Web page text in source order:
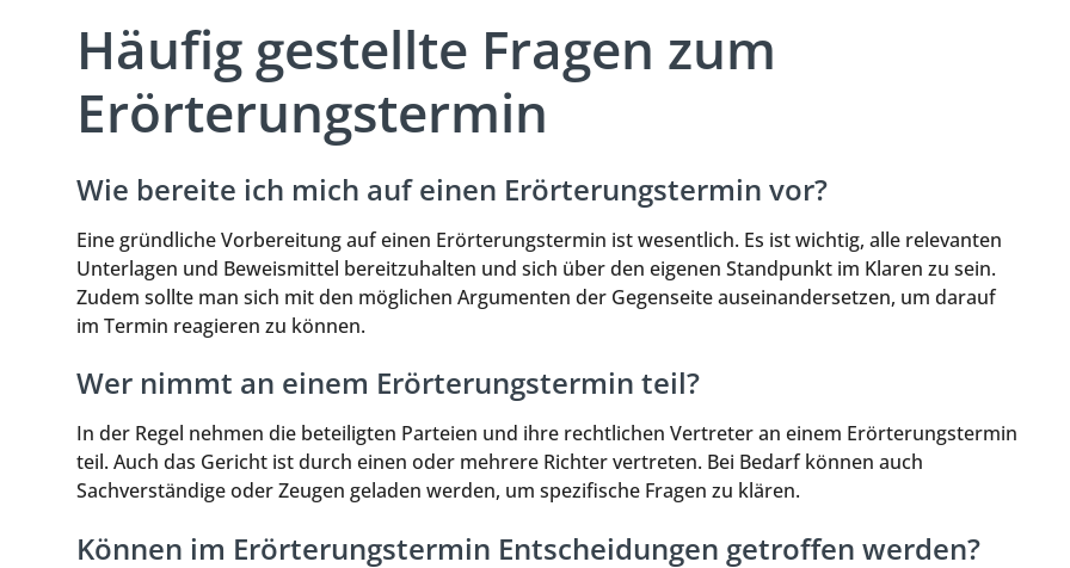
Häufig gestellte Fragen zum
Erörterungstermin
Wie bereite ich mich auf einen Erörterungstermin vor?
Eine gründliche Vorbereitung auf einen Erörterungstermin ist wesentlich. Es ist wichtig, alle relevanten
Unterlagen und Beweismittel bereitzuhalten und sich über den eigenen Standpunkt im Klaren zu sein.
Zudem sollte man sich mit den möglichen Argumenten der Gegenseite auseinandersetzen, um darauf
im Termin reagieren zu können.
Wer nimmt an einem Erörterungstermin teil?
In der Regel nehmen die beteiligten Parteien und ihre rechtlichen Vertreter an einem Erörterungstermin
teil. Auch das Gericht ist durch einen oder mehrere Richter vertreten. Bei Bedarf können auch
Sachverständige oder Zeugen geladen werden, um spezifische Fragen zu klären.
Können im Erörterungstermin Entscheidungen getroffen werden?